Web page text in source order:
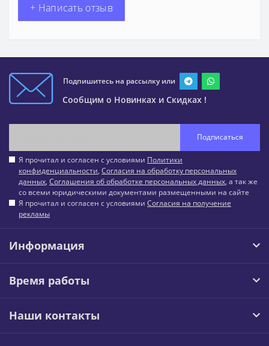
+ Написать отзыв
Подпишитесь на рассылку или
Сообщим о Новинках и Скидках !
Подписаться
Я прочитал и согласен с условиями Политики
конфиденциальности, Согласия на обработку персональных
данных, Соглашения об обработке персональных данных, а так же
со всеми юридическими документами размещенными на сайте
Я прочитал и согласен с условиями Согласия на получение
рекламы
Информация
Время работы
Наши контакты